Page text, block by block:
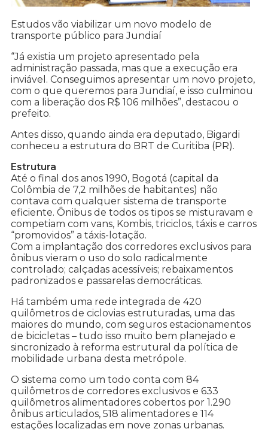
Estudos vão viabilizar um novo modelo de
transporte público para Jundiaí
“Já existia um projeto apresentado pela
administração passada, mas que a execução era
inviável. Conseguimos apresentar um novo projeto,
com o que queremos para Jundiaí, e isso culminou
com a liberação dos R$ 106 milhões”, destacou o
prefeito.
Antes disso, quando ainda era deputado, Bigardi
conheceu a estrutura do BRT de Curitiba (PR).
Estrutura
Até o final dos anos 1990, Bogotá (capital da
Colômbia de 7,2 milhões de habitantes) não
contava com qualquer sistema de transporte
eficiente. Ônibus de todos os tipos se misturavam e
competiam com vans, Kombis, triciclos, táxis e carros
“promovidos” a táxis-lotação.
Com a implantação dos corredores exclusivos para
ônibus vieram o uso do solo radicalmente
controlado; calçadas acessíveis; rebaixamentos
padronizados e passarelas democráticas.
Há também uma rede integrada de 420
quilômetros de ciclovias estruturadas, uma das
maiores do mundo, com seguros estacionamentos
de bicicletas – tudo isso muito bem planejado e
sincronizado à reforma estrutural da política de
mobilidade urbana desta metrópole.
O sistema como um todo conta com 84
quilômetros de corredores exclusivos e 633
quilômetros alimentadores cobertos por 1.290
ônibus articulados, 518 alimentadores e 114
estações localizadas em nove zonas urbanas.